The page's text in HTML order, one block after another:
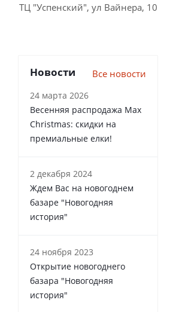
ТЦ "Успенский", ул Вайнера, 10
Новости Все новости
24 марта 2026
Весенняя распродажа Max
Christmas: скидки на
премиальные елки!
2 декабря 2024
Ждем Вас на новогоднем
базаре "Новогодняя
история"
24 ноября 2023
Открытие новогоднего
базара "Новогодняя
история"